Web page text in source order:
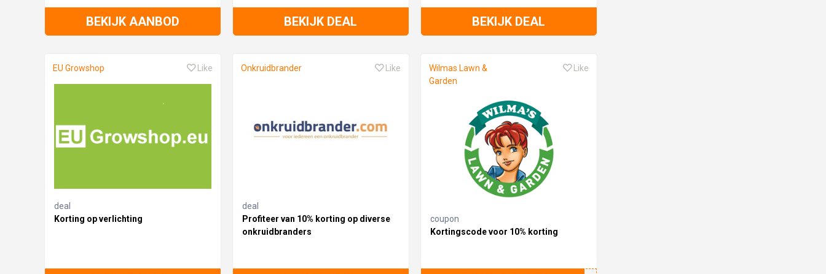
BEKIJK AANBOD BEKIJK DEAL BEKIJK DEAL
EU Growshop Like
deal
Korting op verlichting
Onkruidbrander Like
deal
Profiteer van 10% korting op diverse
onkruidbranders
Wilmas Lawn &
Garden
Like
coupon
Kortingscode voor 10% korting